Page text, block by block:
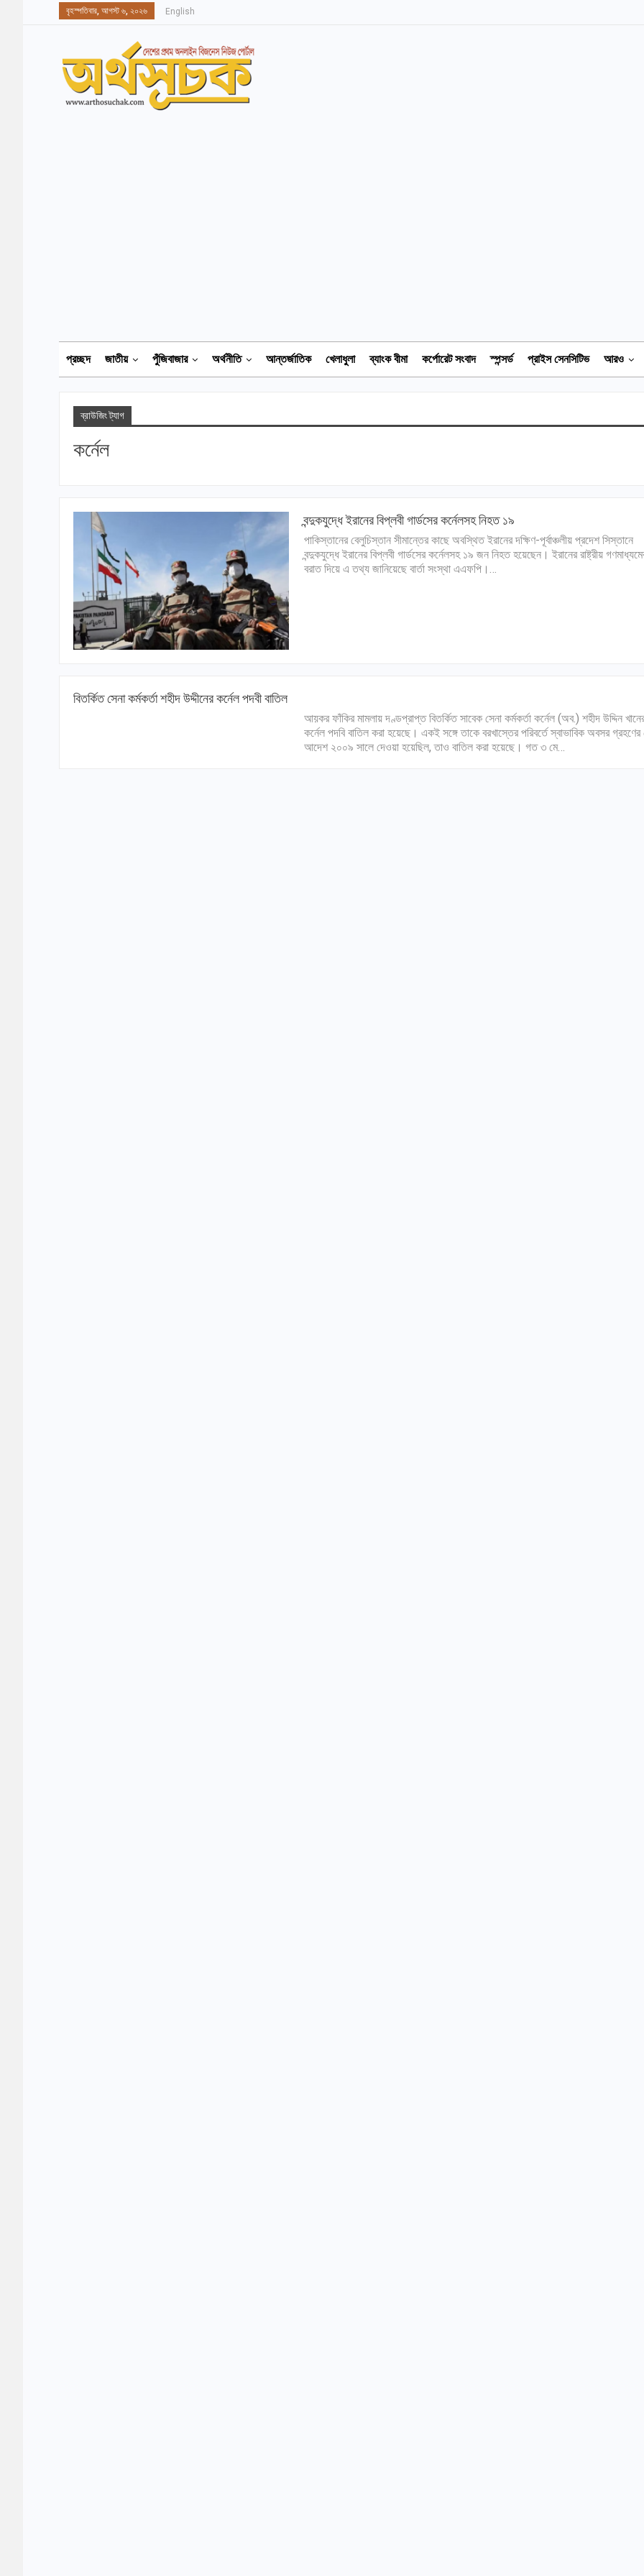
বৃহস্পতিবার, আগস্ট ৬, ২০২৬ English
প্রচ্ছদ জাতীয় পুঁজিবাজার অর্থনীতি আন্তর্জাতিক খেলাধুলা ব্যাংক বীমা কর্পোরেট সংবাদ স্পন্সর্ড প্রাইস সেনসিটিভ আরও
ব্রাউজিং ট্যাগ
কর্নেল
বন্দুকযুদ্ধে ইরানের বিপ্লবী গার্ডসের কর্নেলসহ নিহত ১৯
পাকিস্তানের বেলুচিস্তান সীমান্তের কাছে অবস্থিত ইরানের দক্ষিণ-পূর্বাঞ্চলীয় প্রদেশ সিস্তানে
বন্দুকযুদ্ধে ইরানের বিপ্লবী গার্ডসের কর্নেলসহ ১৯ জন নিহত হয়েছেন। ইরানের রাষ্ট্রীয়
বরাত দিয়ে এ তথ্য জানিয়েছে বার্তা সংস্থা এএফপি।…
বিতর্কিত সেনা কর্মকর্তা শহীদ উদ্দীনের কর্নেল পদবী বাতিল
আয়কর ফাঁকির মামলায় দণ্ডপ্রাপ্ত বিতর্কিত সাবেক সেনা কর্মকর্তা কর্নেল (অব.) শহীদ উদ্দিন
কর্নেল পদবি বাতিল করা হয়েছে। একই সঙ্গে তাকে বরখাস্তের পরিবর্তে স্বাভাবিক অবসর গ্রহণের
আদেশ ২০০৯ সালে দেওয়া হয়েছিল, তাও বাতিল করা হয়েছে। গত ৩ মে…